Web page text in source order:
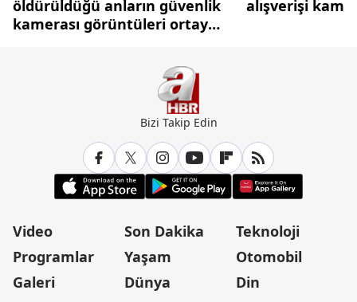
öldürüldüğü anların güvenlik
kamerası görüntüleri ortaya
alışverişi
Bizi Takip Edin
Video
Programlar
Galeri
Son Dakika
Yaşam
Dünya
Teknoloji
Otomobil
Din